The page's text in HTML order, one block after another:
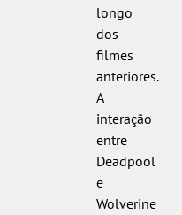
longo
dos
filmes
anteriores.
A
interação
entre
Deadpool
e
Wolverine